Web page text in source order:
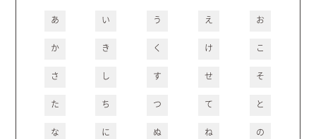
あ い う え お
か き く け こ
さ し す せ そ
た ち つ て と
な に ぬ ね の